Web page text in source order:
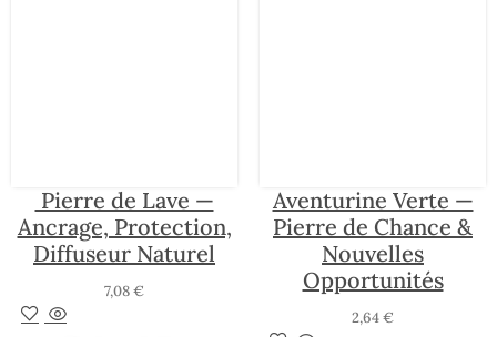
Pierre de Lave —
Ancrage, Protection,
Diffuseur Naturel
7,08€
Aventurine Verte —
Pierre de Chance &
Nouvelles
Opportunités
2,64€